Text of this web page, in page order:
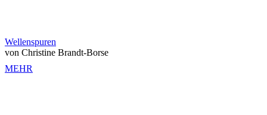
Wellenspuren
von Christine Brandt-Borse
MEHR